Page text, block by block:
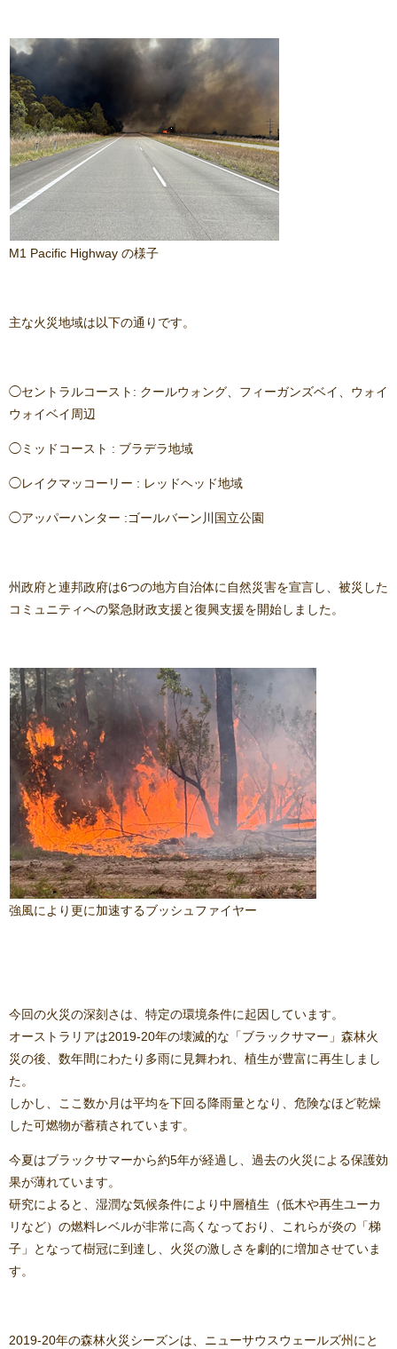
M1 Pacific Highway の様子
主な火災地域は以下の通りです。
◯セントラルコースト: クールウォング、フィーガンズベイ、ウォイ
ウォイベイ周辺
◯ミッドコースト : ブラデラ地域
◯レイクマッコーリー : レッドヘッド地域
◯アッパーハンター :ゴールバーン川国立公園
州政府と連邦政府は6つの地方自治体に自然災害を宣言し、被災した
コミュニティへの緊急財政支援と復興支援を開始しました。
強風により更に加速するブッシュファイヤー
今回の火災の深刻さは、特定の環境条件に起因しています。
オーストラリアは2019-20年の壊滅的な「ブラックサマー」森林火
災の後、数年間にわたり多雨に見舞われ、植生が豊富に再生しまし
た。
しかし、ここ数か月は平均を下回る降雨量となり、危険なほど乾燥
した可燃物が蓄積されています。
今夏はブラックサマーから約5年が経過し、過去の火災による保護効
果が薄れています。
研究によると、湿潤な気候条件により中層植生（低木や再生ユーカ
リなど）の燃料レベルが非常に高くなっており、これらが炎の「梯
子」となって樹冠に到達し、火災の激しさを劇的に増加させていま
す。
2019-20年の森林火災シーズンは、ニューサウスウェールズ州にと